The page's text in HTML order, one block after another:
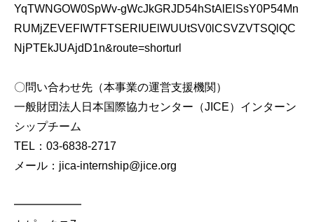
YqTWNGOW0SpWv-gWcJkGRJD54hStAlElSsY0P54Mn
RUMjZEVEFIWTFTSERIUElWUUtSV0lCSVZVTSQlQC
NjPTEkJUAjdD1n&route=shorturl
〇問い合わせ先（本事業の運営支援機関）
一般財団法人日本国際協力センター（JICE）インターン
シップチーム
TEL：03-6838-2717
メール：jica-internship@jice.org
━━━━━━